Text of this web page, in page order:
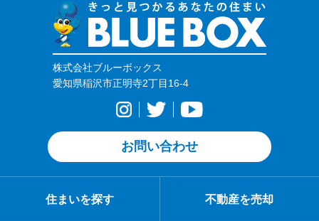
株式会社ブルーボックス
愛知県稲沢市正明寺2丁目16-4
お問い合わせ
住まいを探す 不動産を売却